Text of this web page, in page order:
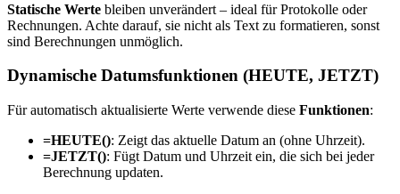
Statische Werte bleiben unverändert – ideal für Protokolle oder
Rechnungen. Achte darauf, sie nicht als Text zu formatieren, sonst
sind Berechnungen unmöglich.
Dynamische Datumsfunktionen (HEUTE, JETZT)
Für automatisch aktualisierte Werte verwende diese Funktionen:
=HEUTE(): Zeigt das aktuelle Datum an (ohne Uhrzeit).
=JETZT(): Fügt Datum und Uhrzeit ein, die sich bei jeder
Berechnung updaten.